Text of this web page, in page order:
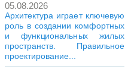
05.08.2026
Архитектура играет ключевую
роль в создании комфортных
и функциональных жилых
пространств. Правильное
проектирование...